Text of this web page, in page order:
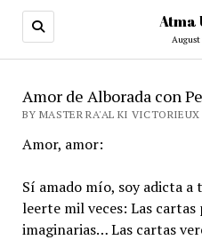
Atma
August
Amor de Alborada con
BY MASTER RA'AL KI VICTORIEUX
Amor, amor:
Sí amado mío, soy adicta a
leerte mil veces: Las cartas
imaginarias… Las cartas